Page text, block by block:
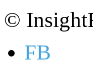
©
FB